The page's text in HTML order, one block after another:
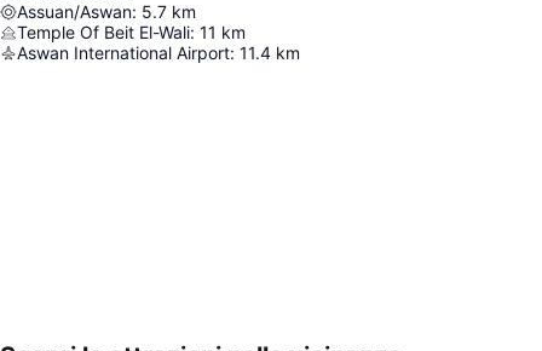
Assuan/Aswan: 5.7 km
Temple Of Beit El-Wali: 11 km
Aswan International Airport: 11.4 km